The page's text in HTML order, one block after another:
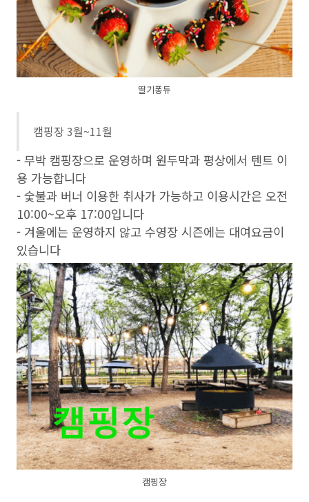
딸기퐁듀
캠핑장 3월~11월
- 무박 캠핑장으로 운영하며 원두막과 평상에서 텐트 이
용 가능합니다
- 숯불과 버너 이용한 취사가 가능하고 이용시간은 오전
10:00~오후 17:00입니다
- 겨울에는 운영하지 않고 수영장 시즌에는 대여요금이
있습니다
캠핑장